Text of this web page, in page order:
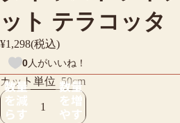
ット テラコッタ
¥1,298(税込)
0人がいいね！
カット単位 50cm
数量
を減
らす
数量
を増
やす